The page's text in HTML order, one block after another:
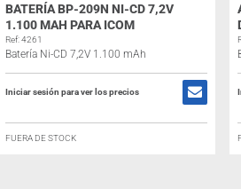
BATERÍA BP-209N NI-CD 7,2V
1.100 MAH PARA ICOM
Ref: 4261
Batería Ni-CD 7,2V 1.100 mAh
Iniciar sesión para ver los precios
FUERA DE STOCK